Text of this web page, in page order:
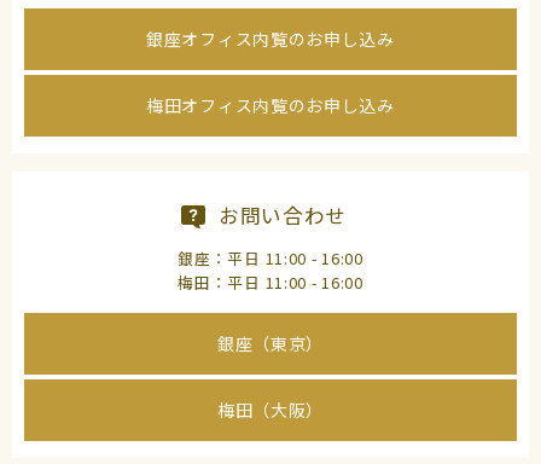
銀座オフィス内覧のお申し込み
梅田オフィス内覧のお申し込み
お問い合わせ
銀座：平日 11:00 - 16:00
梅田：平日 11:00 - 16:00
銀座（東京）
梅田（大阪）